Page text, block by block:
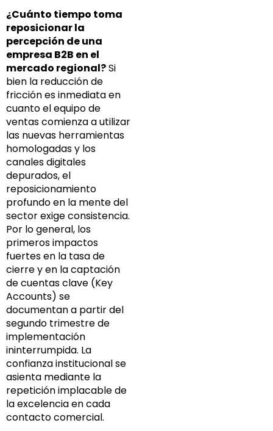
¿Cuánto tiempo toma
reposicionar la
percepción de una
empresa B2B en el
mercado regional?Si
bien la reducción de
fricción es inmediata en
cuanto el equipo de
ventas comienza a utilizar
las nuevas herramientas
homologadas y los
canales digitales
depurados, el
reposicionamiento
profundo en la mente del
sector exige consistencia.
Por lo general, los
primeros impactos
fuertes en la tasa de
cierre y en la captación
de cuentas clave (Key
Accounts) se
documentan a partir del
segundo trimestre de
implementación
ininterrumpida. La
confianza institucional se
asienta mediante la
repetición implacable de
la excelencia en cada
contacto comercial.